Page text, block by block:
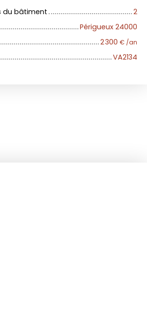
du bâtiment
2
Périgueux 24000
2 300 € /an
VA2134